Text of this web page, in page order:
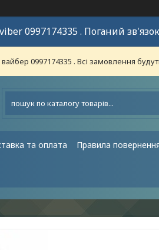
0997174335 . Поганий
0997174335 . Всі замовлення
та оплата Правила